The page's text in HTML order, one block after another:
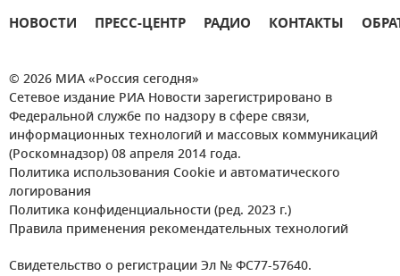
НОВОСТИ ПРЕСС-ЦЕНТР РАДИО КОНТАКТЫ
© 2026 МИА «Россия сегодня»
Сетевое издание РИА Новости зарегистрировано в
Федеральной службе по надзору в сфере связи,
информационных технологий и массовых коммуникаций
(Роскомнадзор) 08 апреля 2014 года.
Политика использования Cookie и автоматического
логирования
Политика конфиденциальности (ред. 2023 г.)
Правила применения рекомендательных технологий
Свидетельство о регистрации Эл № ФС77-57640.